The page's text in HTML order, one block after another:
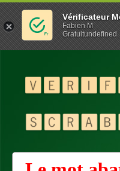
Vérificateur
Fabien M
Gratuitundefined